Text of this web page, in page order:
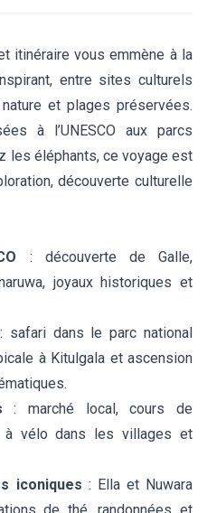
itinéraire vous emmène à la
entre sites culturels
et plages préservées.
à l’UNESCO aux parcs
les éléphants, ce voyage est
découverte culturelle
: découverte de Galle,
joyaux historiques et
: safari dans le parc national
à Kitulgala et ascension
: marché local, cours de
à vélo dans les villages et
iconiques : Ella et Nuwara